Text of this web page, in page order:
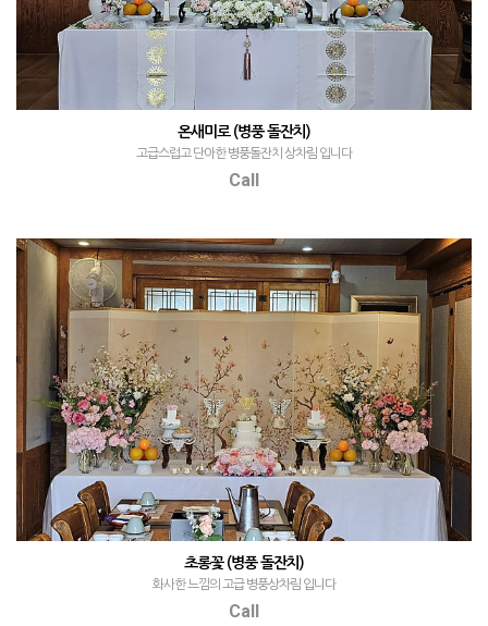
온새미로 (병풍 돌잔치)
고급스럽고 단아한 병풍돌잔치 상차림 입니다
Call
초롱꽃 (병풍 돌잔치)
화사한 느낌의 고급 병풍상차림 입니다
Call